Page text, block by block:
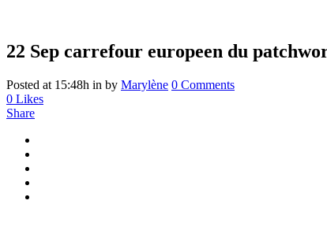
22 Sep carrefour europeen du
Posted at 15:48h in by Marylène 0 Comments
0 Likes
Share